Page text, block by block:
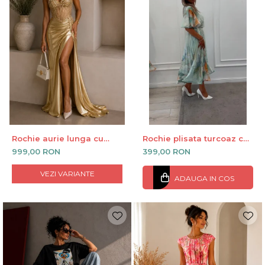
Rochie aurie lunga cu
corset si slit lateral
999,00 RON
VEZI VARIANTE
Rochie plisata turcoaz cu
maneci clopot
399,00 RON
ADAUGA IN COS